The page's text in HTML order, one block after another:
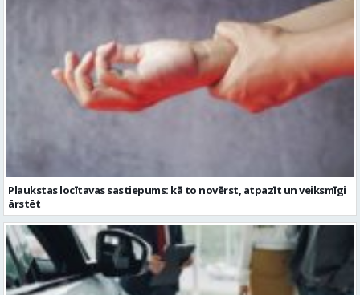
Plaukstas locītavas sastiepums: kā to novērst, atpazīt un veiksmīgi
ārstēt